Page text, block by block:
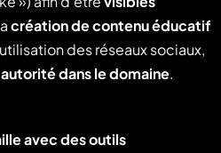
création de contenu éducatif
des réseaux sociaux,
dans le domaine.
avec des outils